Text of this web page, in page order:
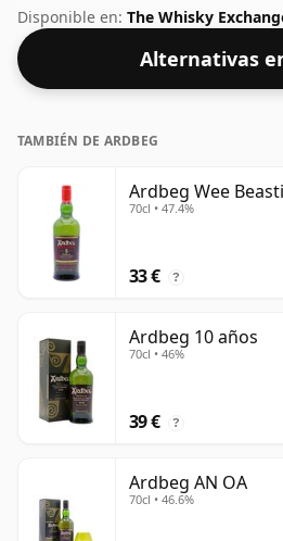
con una concentración óptima
solo o con una gota de agua.
Disponible en: The Whisky
Alternativas
TAMBIÉN DE ARDBEG
Ardbeg Wee
70cl • 47.4%
33 € ?
Ardbeg 10 años
70cl • 46%
39 € ?
Ardbeg AN OA
70cl • 46.6%